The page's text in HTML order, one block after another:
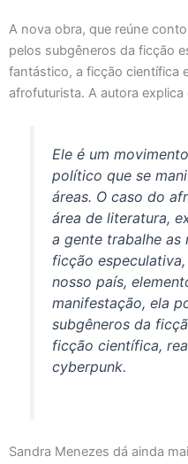
A nova obra, que reúne
pelos subgêneros da ficção
fantástico, a ficção científica
afrofuturista. A autora
Ele é um
político que se
áreas. O caso do
área de literatura,
a gente trabalhe as
ficção
nosso país,
manifestação, ela
subgêneros da
ficção científica,
cyberpunk.
Sandra Menezes dá ainda